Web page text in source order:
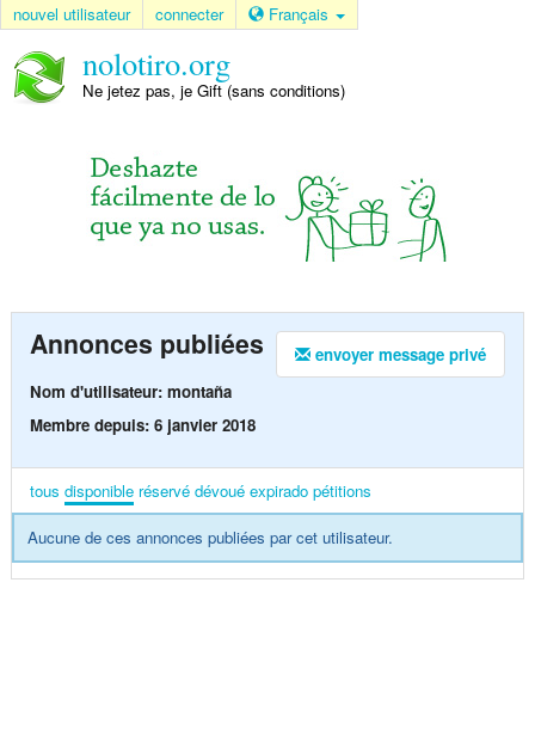
nouvel utilisateur connecter Français
nolotiro.org
Ne jetez pas, je Gift (sans conditions)
envoyer message privé
Annonces publiées
Nom d'utilisateur: montaña
Membre depuis: 6 janvier 2018
tous disponible réservé dévoué expirado pétitions
Aucune de ces annonces publiées par cet utilisateur.